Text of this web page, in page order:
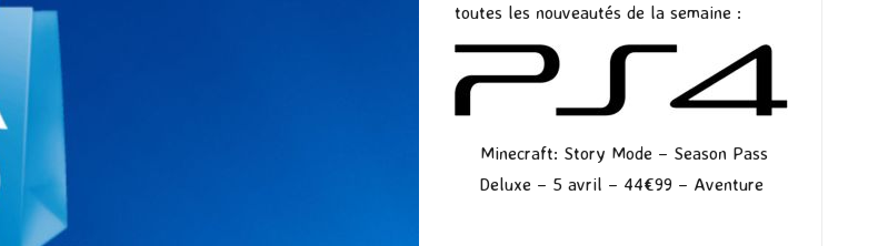
toutes les nouveautés de la semaine :
Minecraft: Story Mode – Season Pass
Deluxe – 5 avril – 44€99 – Aventure